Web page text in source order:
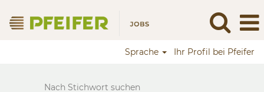
Sprache Ihr Profil bei Pfeifer
Nach Stichwort suchen